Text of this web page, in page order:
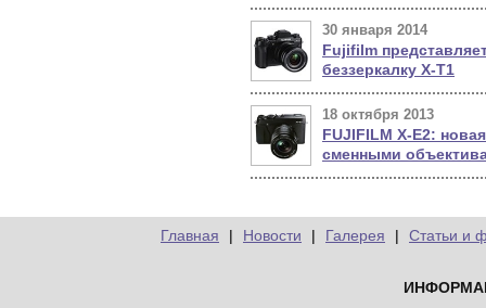
30 января 2014
Fujifilm
беззеркалку X-T1
18 октября 2013
FUJIFILM X-E2:
сменными
Главная | Новости | Галерея | Статьи и